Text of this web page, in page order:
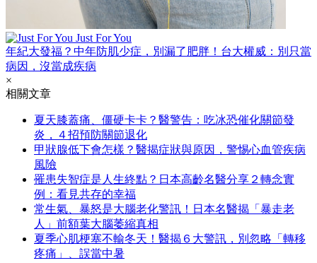
Just For You
年紀大發福？中年防肌少症，別漏了肥胖！台大權威：別只當
病因，沒當成疾病
×
相關文章
夏天膝蓋痛、僵硬卡卡？醫警告：吃冰恐催化關節發
炎，４招預防關節退化
甲狀腺低下會怎樣？醫揭症狀與原因，警惕心血管疾病
風險
罹患失智症是人生終點？日本高齡名醫分享２轉念實
例：看見共存的幸福
常生氣、暴怒是大腦老化警訊！日本名醫揭「暴走老
人」前額葉大腦萎縮真相
夏季心肌梗塞不輸冬天！醫揭６大警訊，別忽略「轉移
疼痛」、誤當中暑